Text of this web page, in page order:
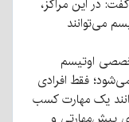
در این مراکز،
اوتیسم می‌توانند
اوتیسم
فقط افرادی
یک مهارت کسب